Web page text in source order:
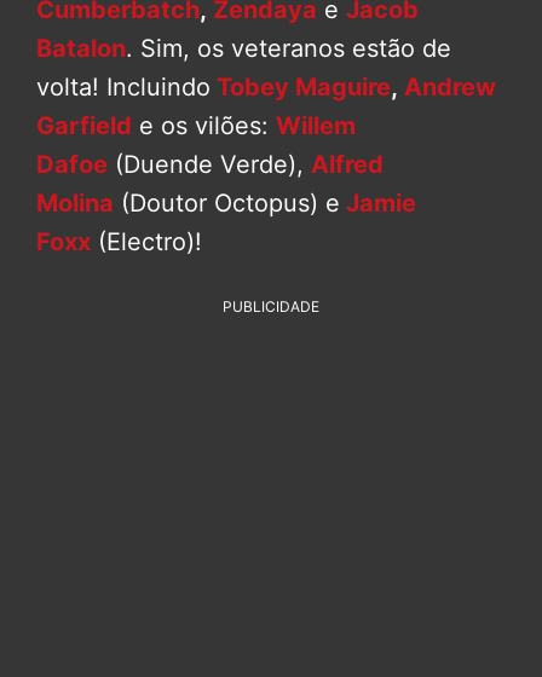
Cumberbatch, Zendaya e Jacob
Batalon. Sim, os veteranos estão de
volta! Incluindo Tobey Maguire, Andrew
Garfield e os vilões: Willem
Dafoe (Duende Verde), Alfred
Molina (Doutor Octopus) e Jamie
Foxx (Electro)!
PUBLICIDADE